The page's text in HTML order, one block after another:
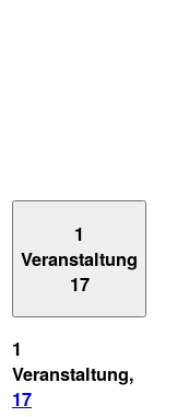
1
Veranstaltung
17
1
Veranstaltung,
17